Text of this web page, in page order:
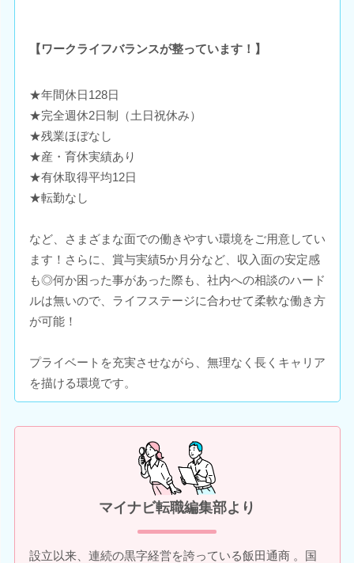
【ワークライフバランスが整っています！】
★年間休日128日
★完全週休2日制（土日祝休み）
★残業ほぼなし
★産・育休実績あり
★有休取得平均12日
★転勤なし
など、さまざまな面での働きやすい環境をご用意してい
ます！さらに、賞与実績5か月分など、収入面の安定感
も◎何か困った事があった際も、社内への相談のハード
ルは無いので、ライフステージに合わせて柔軟な働き方
が可能！
プライベートを充実させながら、無理なく長くキャリア
を描ける環境です。
マイナビ転職編集部より
設立以来、連続の黒字経営を誇っている飯田通商 。国